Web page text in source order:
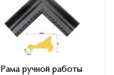
Рама ручной работы